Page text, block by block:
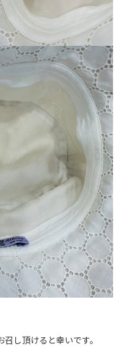
し頂けると幸いです。